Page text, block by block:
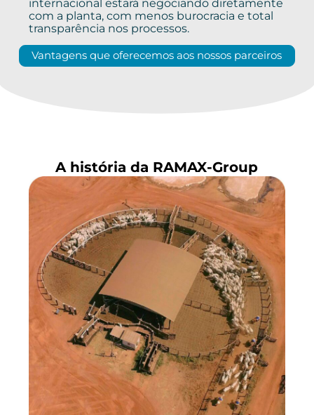
internacional estará negociando diretamente
com a planta, com menos burocracia e total
transparência nos processos.
Vantagens que oferecemos aos nossos parceiros
A história da RAMAX-Group